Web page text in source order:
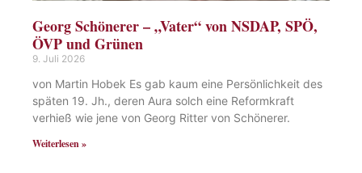
Georg Schönerer – „Vater“ von NSDAP, SPÖ,
ÖVP und Grünen
9. Juli 2026
von Martin Hobek Es gab kaum eine Persönlichkeit des
späten 19. Jh., deren Aura solch eine Reformkraft
verhieß wie jene von Georg Ritter von Schönerer.
Weiterlesen »